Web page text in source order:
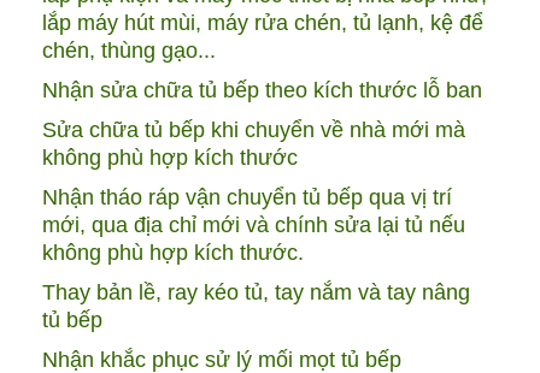
lắp máy hút mùi, máy rửa chén, tủ lạnh, kệ để
chén, thùng gạo...
Nhận sửa chữa tủ bếp theo kích thước lỗ ban
Sửa chữa tủ bếp khi chuyển về nhà mới mà
không phù hợp kích thước
Nhận tháo ráp vận chuyển tủ bếp qua vị trí
mới, qua địa chỉ mới và chính sửa lại tủ nếu
không phù hợp kích thước.
Thay bản lề, ray kéo tủ, tay nắm và tay nâng
tủ bếp
Nhận khắc phục sử lý mối mọt tủ bếp